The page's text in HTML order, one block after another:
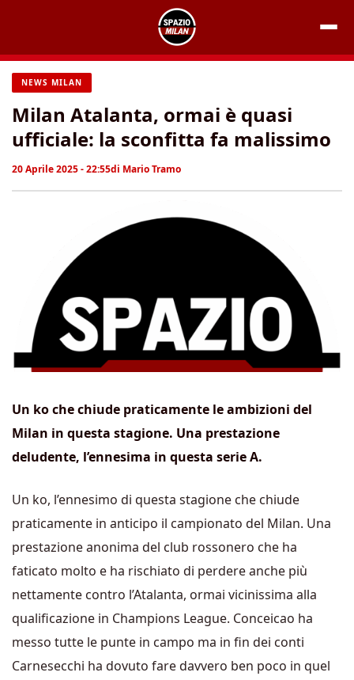
contenuto
NEWS MILAN
Milan Atalanta, ormai è quasi
ufficiale: la sconfitta fa malissimo
20 Aprile 2025 - 22:55di Mario Tramo
Un ko che chiude praticamente le ambizioni del
Milan in questa stagione. Una prestazione
deludente, l’ennesima in questa serie A.
Un ko, l’ennesimo di questa stagione che chiude
praticamente in anticipo il campionato del Milan. Una
prestazione anonima del club rossonero che ha
faticato molto e ha rischiato di perdere anche più
nettamente contro l’Atalanta, ormai vicinissima alla
qualificazione in Champions League. Conceicao ha
messo tutte le punte in campo ma in fin dei conti
Carnesecchi ha dovuto fare davvero ben poco in quel